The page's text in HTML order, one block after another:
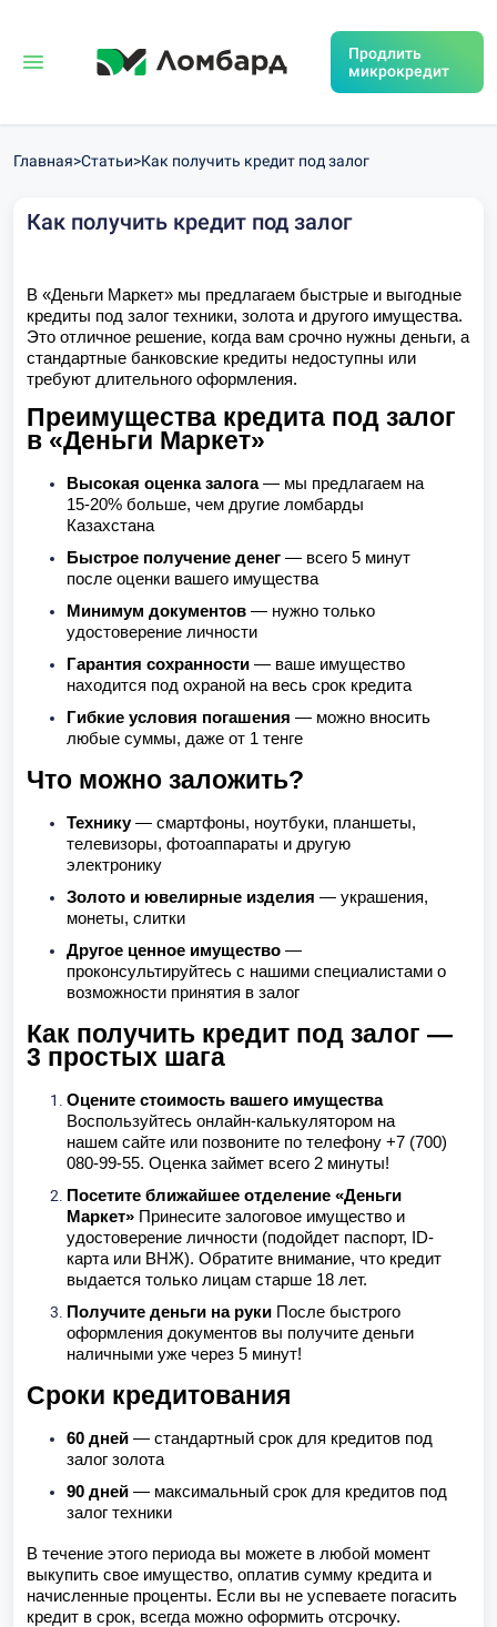
Продлить
микрокредит
Главная>Статьи>Как получить кредит под залог
Как получить кредит под залог
В «Деньги Маркет» мы предлагаем быстрые и выгодные
кредиты под залог техники, золота и другого имущества.
Это отличное решение, когда вам срочно нужны деньги, а
стандартные банковские кредиты недоступны или
требуют длительного оформления.
Преимущества кредита под залог
в «Деньги Маркет»
Высокая оценка залога— мы предлагаем на
15-20% больше, чем другие ломбарды
Казахстана
Быстрое получение денег — всего 5 минут
после оценки вашего имущества
Минимум документов — нужно только
удостоверение личности
Гарантия сохранности — ваше имущество
находится под охраной на весь срок кредита
Гибкие условия погашения — можно вносить
любые суммы, даже от 1 тенге
Что можно заложить?
Технику— смартфоны, ноутбуки, планшеты,
телевизоры, фотоаппараты и другую
электронику
Золото и ювелирные изделия — украшения,
монеты, слитки
Другое ценное имущество —
проконсультируйтесь с нашими специалистами о
возможности принятия в залог
Как получить кредит под залог —
3 простых шага
Оцените стоимость вашего имущества
Воспользуйтесь онлайн-калькулятором на
нашем сайте или позвоните по телефону +7 (700)
080-99-55. Оценка займет всего 2 минуты!
Посетите ближайшее отделение «Деньги
Маркет» Принесите залоговое имущество и
удостоверение личности (подойдет паспорт, ID-
карта или ВНЖ). Обратите внимание, что кредит
выдается только лицам старше 18 лет.
Получите деньги на руки После быстрого
оформления документов вы получите деньги
наличными уже через 5 минут!
Сроки кредитования
60 дней — стандартный срок для кредитов под
залог золота
90 дней — максимальный срок для кредитов под
залог техники
В течение этого периода вы можете в любой момент
выкупить свое имущество, оплатив сумму кредита и
начисленные проценты. Если вы не успеваете погасить
кредит в срок, всегда можно оформить отсрочку.